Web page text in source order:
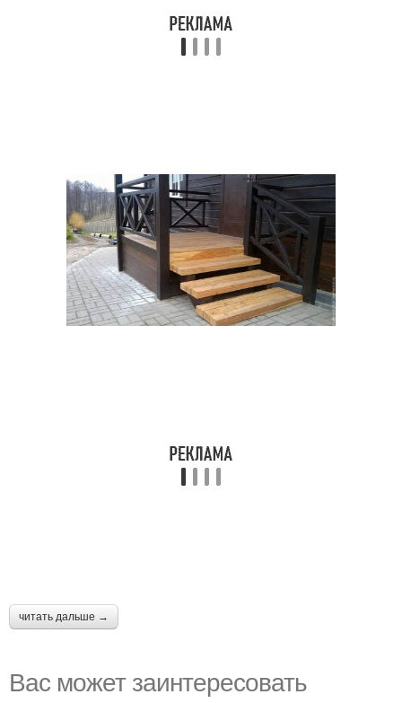
читать дальше →
Вас может заинтересовать